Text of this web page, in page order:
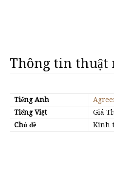
Thông tin thuật
Tiếng Anh
Tiếng Việt
Giá
Chủ đề
Kinh